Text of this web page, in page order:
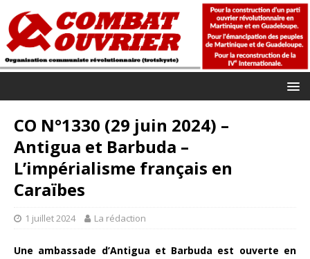
CO N°1330 (29 juin 2024) –
Antigua et Barbuda –
L’impérialisme français en
Caraïbes
1 juillet 2024 La rédaction
Une ambassade d’Antigua et Barbuda est ouverte en